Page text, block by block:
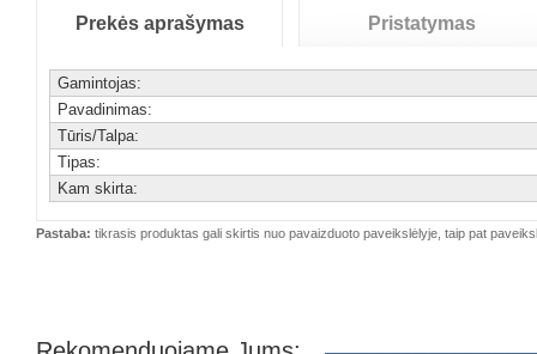
Prekės aprašymas Pristatymas
Gamintojas:
Pavadinimas:
Tūris/Talpa:
Tipas:
Kam skirta:
Pastaba: tikrasis produktas gali skirtis nuo pavaizduoto paveikslėlyje, taip pat